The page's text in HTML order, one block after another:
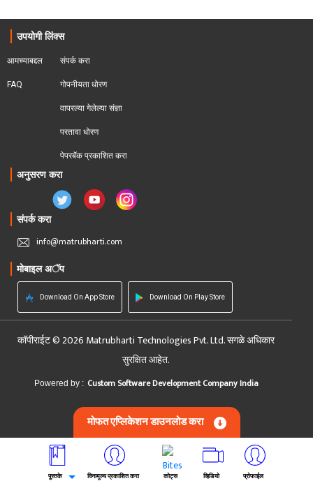
उपयोगी लिंक्स
आमच्याबद्दल
FAQ
संपर्क करा
गोपनीयता धोरण
वापरल्या गेलेल्या संज्ञा
परतावा धोरण
पेपरबॅक प्रकाशित करा
अनुसरण करा
संपर्क करा
info@matrubharti.com
मोबाइल अॅप
Download On App Store Download On Play Store
कॉपीराईट © 2026 Matrubharti Technologies Pvt. Ltd. सगळे अधिकार
सुरक्षित आहेत.
Powered by : Custom Software Development Company India
मोफत एप्लिकेशन डाउनलोड करा
पुस्तके विनामूल्य प्रकाशित करा कोट्स व्हिडियो प्रोफाईल